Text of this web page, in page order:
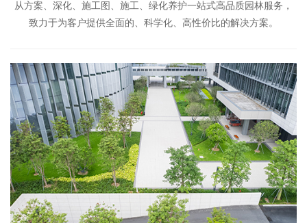
从方案、深化、施工图、施工、绿化养护一站式高品质园林服务，
致力于为客户提供全面的、科学化、高性价比的解决方案。